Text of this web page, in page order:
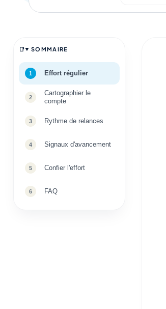
SOMMAIRE
Effort régulier
Cartographier le
compte
Rythme de relances
Signaux d'avancement
Confier l'effort
FAQ